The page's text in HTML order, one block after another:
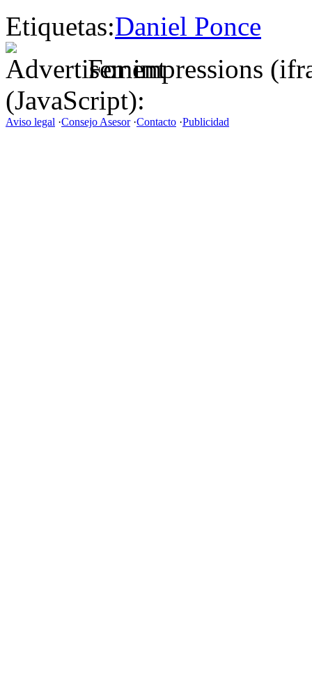
Etiquetas:Daniel Ponce
For impressions
(JavaScript):
Aviso legal ·Consejo Asesor·Contacto ·Publicidad